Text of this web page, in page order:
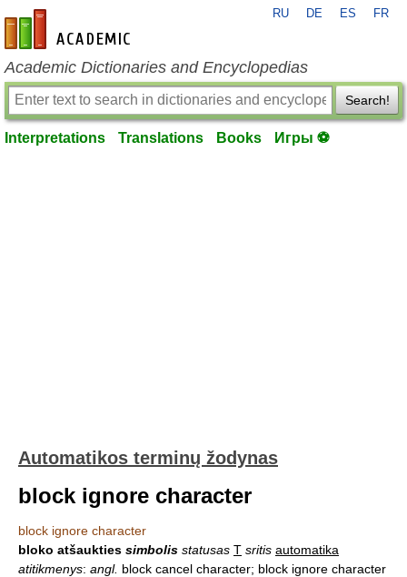
en-academic.com
RU DE ES FR
Academic Dictionaries and Encyclopedias
Search!
Interpretations Translations Books Игры ⚽
Automatikos terminų žodynas
block ignore character
block ignore character
bloko atšaukties simbolis statusas T sritis automatika
atitikmenys: angl. block cancel character; block ignore character